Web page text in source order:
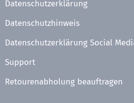
Datenschutzerklärung
Datenschutzhinweis
Datenschutzerklärung Social
Support
Retourenabholung beauftragen